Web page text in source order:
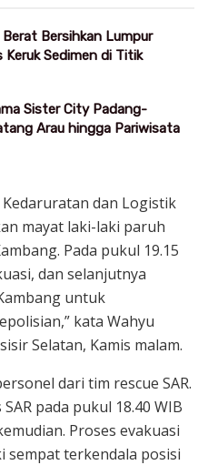
Bersihkan Lumpur
Keruk Sedimen di Titik
Sister City Padang-
Arau hingga Pariwisata
dan Logistik
mayat laki-laki paruh
Pada pukul 19.15
dan selanjutnya
untuk
kata Wahyu
Selatan, Kamis malam.
dari tim rescue SAR.
pada pukul 18.40 WIB
Proses evakuasi
sempat terkendala posisi